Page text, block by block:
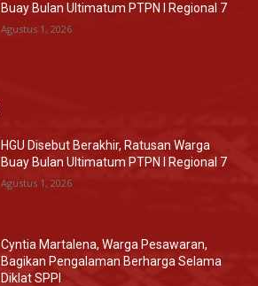
Buay Bulan Ultimatum PTPN I Regional 7
Agustus 1, 2026
HGU Disebut Berakhir, Ratusan Warga
Buay Bulan Ultimatum PTPN I Regional 7
Agustus 1, 2026
Cyntia Martalena, Warga Pesawaran,
Bagikan Pengalaman Berharga Selama
Diklat SPPI